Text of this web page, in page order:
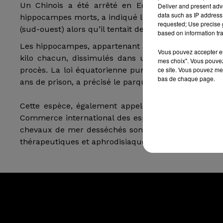
Un Chinois a été arrêté en Equateur alors qu’il
hippocampes morts, a indiqué lundi le parquet.
(sud-ouest) alors qu’il tentait de monter à bord
Les hippocampes, appartenant à une espèce en
kilo chacun, dissimulés dans un de ses
procès. La loi équatorienne punit les crimes
ans de prison, a précisé le parquet.
Cette espèce, également appelée chevaux de
Commerce international des espèces de faune et
chevaux de mer desséchés sont très prisés dans
thérapeutiques et aphrodisiaques, ou bien vendus
Deliver and present
data such as IP
requested; Use precise
based on information
Vous pouvez accepter
mes choix". Vous
ce site. Vous pouvez
bas de chaque page.